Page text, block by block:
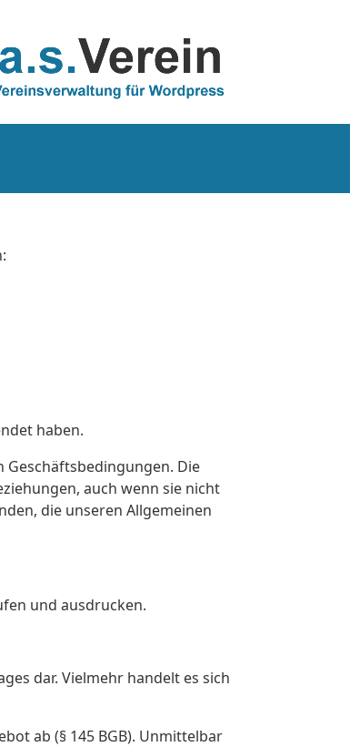
haben.
Geschäftsbedingungen. Die
auch wenn sie nicht
die unseren Allgemeinen
und ausdrucken.
dar. Vielmehr handelt es sich
ab (§ 145 BGB). Unmittelbar